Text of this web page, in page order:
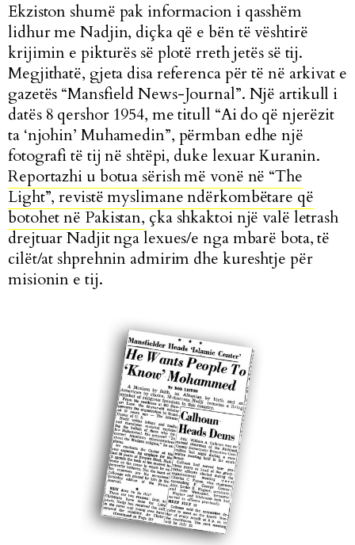
Ekziston shumë pak informacion i qasshëm
lidhur me Nadjin, diçka që e bën të vështirë
krijimin e pikturës së plotë rreth jetës së tij.
Megjithatë, gjeta disa referenca për të në arkivat e
gazetës “Mansfield News-Journal”. Një artikull i
datës 8 qershor 1954, me titull “Ai do që njerëzit
ta ‘njohin’ Muhamedin”, përmban edhe një
fotografi të tij në shtëpi, duke lexuar Kuranin.
Reportazhi u botua sërish më vonë në “The
Light”, revistë myslimane ndërkombëtare që
botohet në Pakistan, çka shkaktoi një valë letrash
drejtuar Nadjit nga lexues/e nga mbarë bota, të
cilët/at shprehnin admirim dhe kureshtje për
misionin e tij.